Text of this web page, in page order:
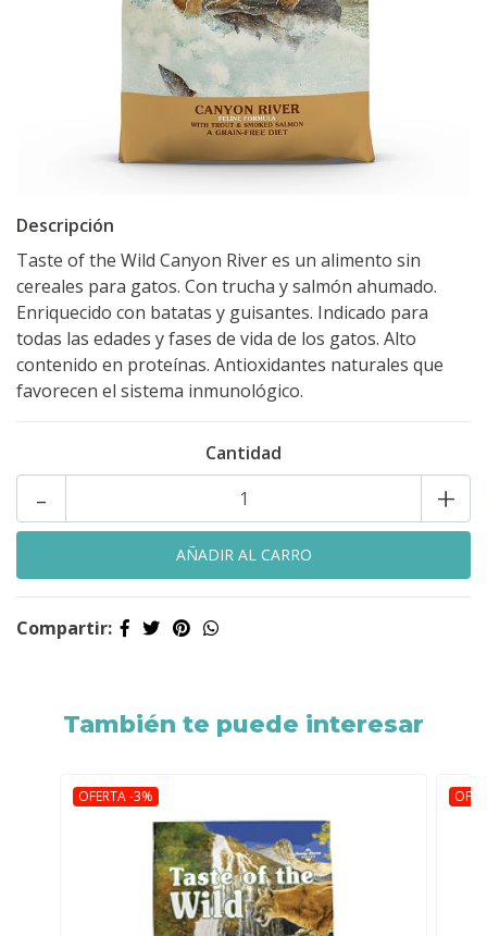
Descripción
Taste of the Wild Canyon River es un alimento sin
cereales para gatos. Con trucha y salmón ahumado.
Enriquecido con batatas y guisantes. Indicado para
todas las edades y fases de vida de los gatos. Alto
contenido en proteínas. Antioxidantes naturales que
favorecen el sistema inmunológico.
Cantidad
+
-
Compartir:
También te puede interesar
OFERTA -3%